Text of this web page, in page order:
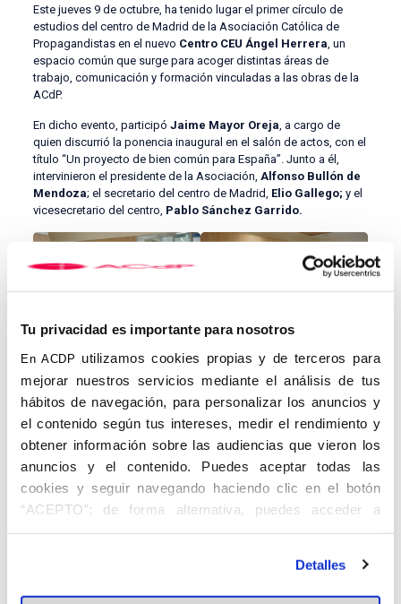
Tu privacidad es importante para nosotros
En ACDP utilizamos cookies propias y de terceros para
mejorar nuestros servicios mediante el análisis de tus
hábitos de navegación, para personalizar los anuncios y
el contenido según tus intereses, medir el rendimiento y
obtener información sobre las audiencias que vieron los
anuncios y el contenido. Puedes aceptar todas las
cookies y seguir navegando haciendo clic en el botón
“ACEPTO”; de forma alternativa, puedes acceder a
información más detallada y cambiar tus preferencias
en el botón "Personalizar". Para más información puedes
visitar nuestra Política de Cookies
Detalles
Este jueves 9 de octubre, ha tenido lugar el primer círculo de
estudios del centro de Madrid de la Asociación Católica de
Propagandistas en el nuevo Centro CEU Ángel Herrera, un
espacio común que surge para acoger distintas áreas de
trabajo, comunicación y formación vinculadas a las obras de la
ACdP.
En dicho evento, participó Jaime Mayor Oreja, a cargo de
quien discurrió la ponencia inaugural en el salón de actos, con el
título “Un proyecto de bien común para España”. Junto a él,
intervinieron el presidente de la Asociación, Alfonso Bullón de
Mendoza; el secretario del centro de Madrid, Elio Gallego; y el
vicesecretario del centro, Pablo Sánchez Garrido.
Fue esta ocasión también de inaugurar la sala memorial de la
Asociación, donde tienen su nuevo hogar algunas de las piezas
históricas de la ACdP, como la casulla o el sillón que
pertenecieron aÁngel Ayala, un reclinatorio deHerrera Oriay
algunos de sus objetos personales como las gafas y su carnet
del Concilio Vaticano II. También tuvo lugar la bendición de las
instalaciones, como acto simbólico del inicio de esta nueva
etapa.